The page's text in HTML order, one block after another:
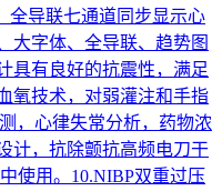
全导联七通道同步显示心
大字体、全导联、趋势图
具有良好的抗震性，满足
氧技术，对弱灌注和手指
，心律失常分析，药物浓
计，抗除颤抗高频电刀干
使用。10.NIBP双重过压